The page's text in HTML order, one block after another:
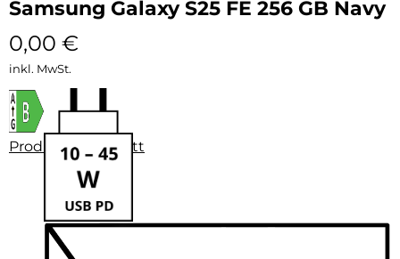
Samsung Galaxy S25 FE 256 GB Navy
0,00 €
inkl. MwSt.
Produktdatenblatt